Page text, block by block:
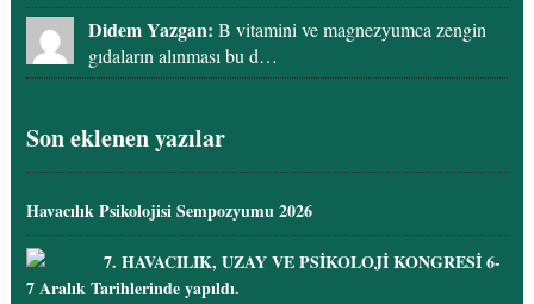
Didem Yazgan: B vitamini ve magnezyumca zengin
gıdaların alınması bu d…
Son eklenen yazılar
Havacılık Psikolojisi Sempozyumu 2026
7. HAVACILIK, UZAY VE PSİKOLOJİ KONGRESİ 6-
7 Aralık Tarihlerinde yapıldı.